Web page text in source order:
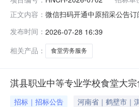
正文内容： 微信扫码开通中原招采公告
发布时间： 2026-07-28 16:39
相关产品：
食堂劳务服务
淇县职业中等专业学校食堂大
招标｜招标公告 河南省｜鹤壁市｜